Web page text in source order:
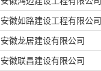
安徽如路建设工程有限公司
安徽龙居建设有限公司
安徽联昌建设有限公司